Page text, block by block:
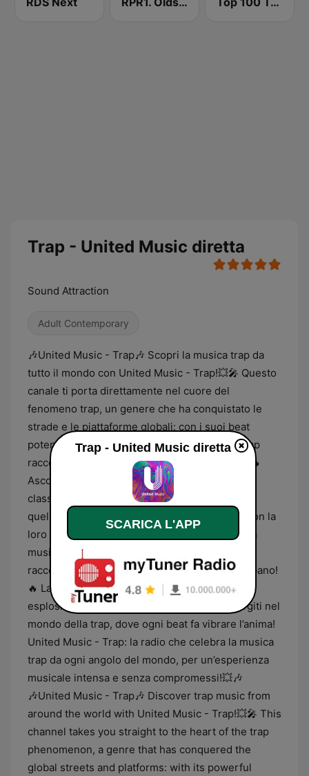
Trap - United Music diretta
Sound Attraction
Adult Contemporary
🎶United Music - Trap🎶 Scopri la musica trap da
tutto il mondo con United Music - Trap!💥🎤 Questo
canale ti porta direttamente nel cuore del
fenomeno trap, un genere che ha conquistato le
strade e le piattaforme globali: con i suoi beat
potenti, le rime taglienti e l’energia cruda, il trap
racconta storie di realtà, ambizione e sfide! 🌍🔥
Ascolta i successi di artisti che dominano le
classifiche internazionali, da quelli americani a
quelli europei, latinoamericani e asiatici, che con la
loro musica hanno cambiato il volto della scena
musicale mondiale!🎧 🎶 Scopri le tracce che
raccontano il presente e il futuro del sound urbano!
🔥 Lasciati travolgere dal ritmo e dall’energia
esplosiva della trap! 🎚️ Alza il volume e immergiti nel
mondo della trap, dove ogni beat fa vibrare l’anima!
United Music - Trap: la radio che celebra la musica
trap da ogni angolo del mondo, per un’esperienza
musicale intensa e senza compromessi!💥🎶
🎶United Music - Trap🎶 Discover trap music from
around the world with United Music - Trap!💥🎤 This
channel takes you straight to the heart of the trap
phenomenon, a genre that has conquered the
global streets and platforms: with its powerful
Trap - United Music diretta
SCARICA L'APP